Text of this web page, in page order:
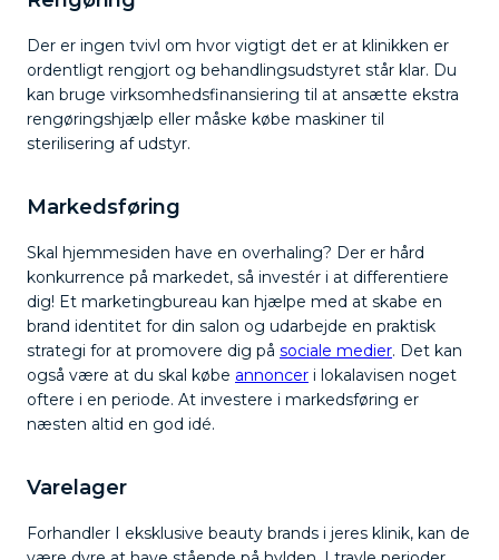
Der er ingen tvivl om hvor vigtigt det er at klinikken er
ordentligt rengjort og behandlingsudstyret står klar. Du
kan bruge virksomhedsfinansiering til at ansætte ekstra
rengøringshjælp eller måske købe maskiner til
sterilisering af udstyr.
Markedsføring
Skal hjemmesiden have en overhaling? Der er hård
konkurrence på markedet, så investér i at differentiere
dig! Et marketingbureau kan hjælpe med at skabe en
brand identitet for din salon og udarbejde en praktisk
strategi for at promovere dig på sociale medier. Det kan
også være at du skal købe annoncer i lokalavisen noget
oftere i en periode. At investere i markedsføring er
næsten altid en god idé.
Varelager
Forhandler I eksklusive beauty brands i jeres klinik, kan de